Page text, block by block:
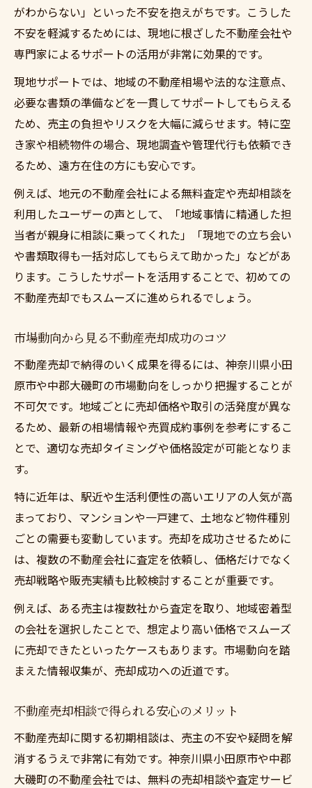
がわからない」といった不安を抱えがちです。こうした
不安を軽減するためには、現地に根ざした不動産会社や
専門家によるサポートの活用が非常に効果的です。
現地サポートでは、地域の不動産相場や法的な注意点、
必要な書類の準備などを一貫してサポートしてもらえる
ため、売主の負担やリスクを大幅に減らせます。特に空
き家や相続物件の場合、現地調査や管理代行も依頼でき
るため、遠方在住の方にも安心です。
例えば、地元の不動産会社による無料査定や売却相談を
利用したユーザーの声として、「地域事情に精通した担
当者が親身に相談に乗ってくれた」「現地での立ち会い
や書類取得も一括対応してもらえて助かった」などがあ
ります。こうしたサポートを活用することで、初めての
不動産売却でもスムーズに進められるでしょう。
市場動向から見る不動産売却成功のコツ
不動産売却で納得のいく成果を得るには、神奈川県小田
原市や中郡大磯町の市場動向をしっかり把握することが
不可欠です。地域ごとに売却価格や取引の活発度が異な
るため、最新の相場情報や売買成約事例を参考にするこ
とで、適切な売却タイミングや価格設定が可能となりま
す。
特に近年は、駅近や生活利便性の高いエリアの人気が高
まっており、マンションや一戸建て、土地など物件種別
ごとの需要も変動しています。売却を成功させるために
は、複数の不動産会社に査定を依頼し、価格だけでなく
売却戦略や販売実績も比較検討することが重要です。
例えば、ある売主は複数社から査定を取り、地域密着型
の会社を選択したことで、想定より高い価格でスムーズ
に売却できたといったケースもあります。市場動向を踏
まえた情報収集が、売却成功への近道です。
不動産売却相談で得られる安心のメリット
不動産売却に関する初期相談は、売主の不安や疑問を解
消するうえで非常に有効です。神奈川県小田原市や中郡
大磯町の不動産会社では、無料の売却相談や査定サービ